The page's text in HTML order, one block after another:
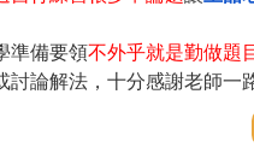
準備要領不外乎就是勤做題
討論解法，十分感謝老師一